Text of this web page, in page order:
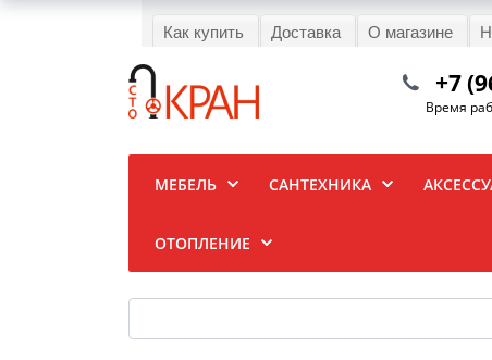
Как купить Доставка О магазине
+7
Время
МЕБЕЛЬ САНТЕХНИКА
ОТОПЛЕНИЕ